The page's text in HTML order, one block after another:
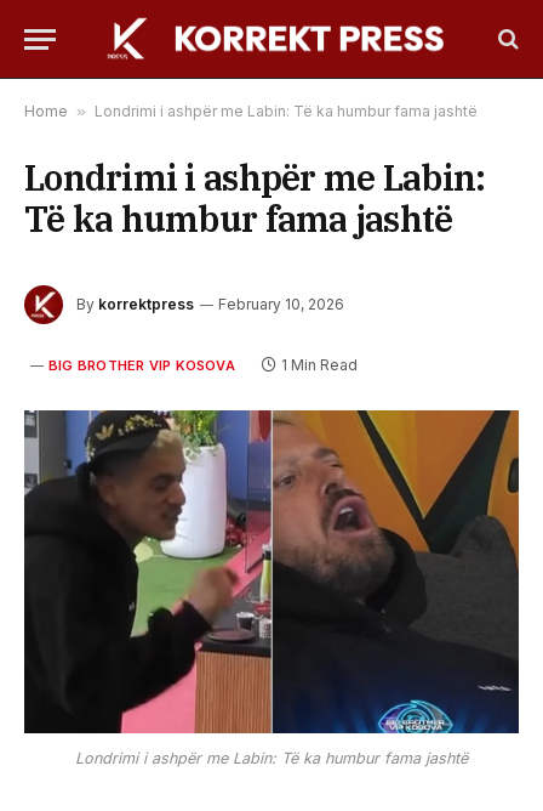
Home » Londrimi i ashpër me Labin: Të ka humbur fama jashtë
Londrimi i ashpër me Labin:
Të ka humbur fama jashtë
By korrektpress February 10, 2026
BIG BROTHER VIP KOSOVA 1 Min Read
Londrimi i ashpër me Labin: Të ka humbur fama jashtë